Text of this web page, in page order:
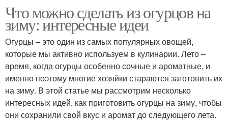
Что можно сделать из огурцов на
зиму: интересные идеи
Огурцы – это один из самых популярных овощей,
которые мы активно используем в кулинарии. Лето –
время, когда огурцы особенно сочные и ароматные, и
именно поэтому многие хозяйки стараются заготовить их
на зиму. В этой статье мы рассмотрим несколько
интересных идей, как приготовить огурцы на зиму, чтобы
они сохранили свой вкус и аромат до следующего лета.